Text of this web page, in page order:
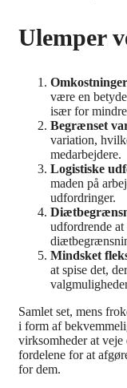
Ulemper
være en
især for
Begrænset
variation,
medarbejdere.
Logistiske
maden på
udfordringer.
udfordrende
Mindsket
at spise det,
Samlet set, mens
i form af
virksomheder at
fordelene for at
for dem.